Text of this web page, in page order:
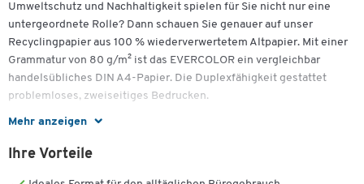
Mehr anzeigen
Umweltschutz und Nachhaltigkeit spielen für Sie nicht nur eine
untergeordnete Rolle? Dann schauen Sie genauer auf unser
Recyclingpapier aus 100 % wiederverwertetem Altpapier. Mit einer
Grammatur von 80 g/m² ist das EVERCOLOR ein vergleichbar
handelsübliches DIN A4-Papier. Die Duplexfähigkeit gestattet
problemloses, zweiseitiges Bedrucken.
Bringen Sie Farbe ins Spiel – Koloriertes Druckerpapier in einem
leuchtenden Farbton ist ein echter Eyecatcher mit Signalwirkung
oder Anweisungen. Eingesetzt als beschriftetes Trennblatt lassen
Ihre Vorteile